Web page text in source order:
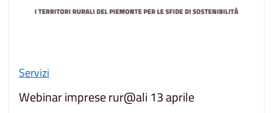
Servizi
Webinar imprese rur@ali 13 aprile